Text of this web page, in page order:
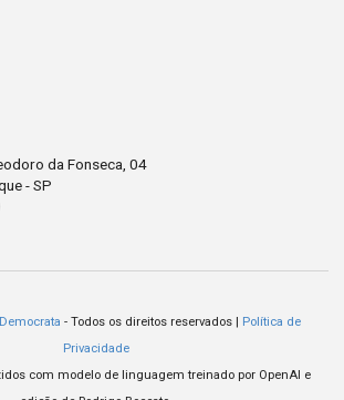
da Fonseca, 04
- SP
- Todos os direitos reservados | Política de
Privacidade
com modelo de linguagem treinado por OpenAI e